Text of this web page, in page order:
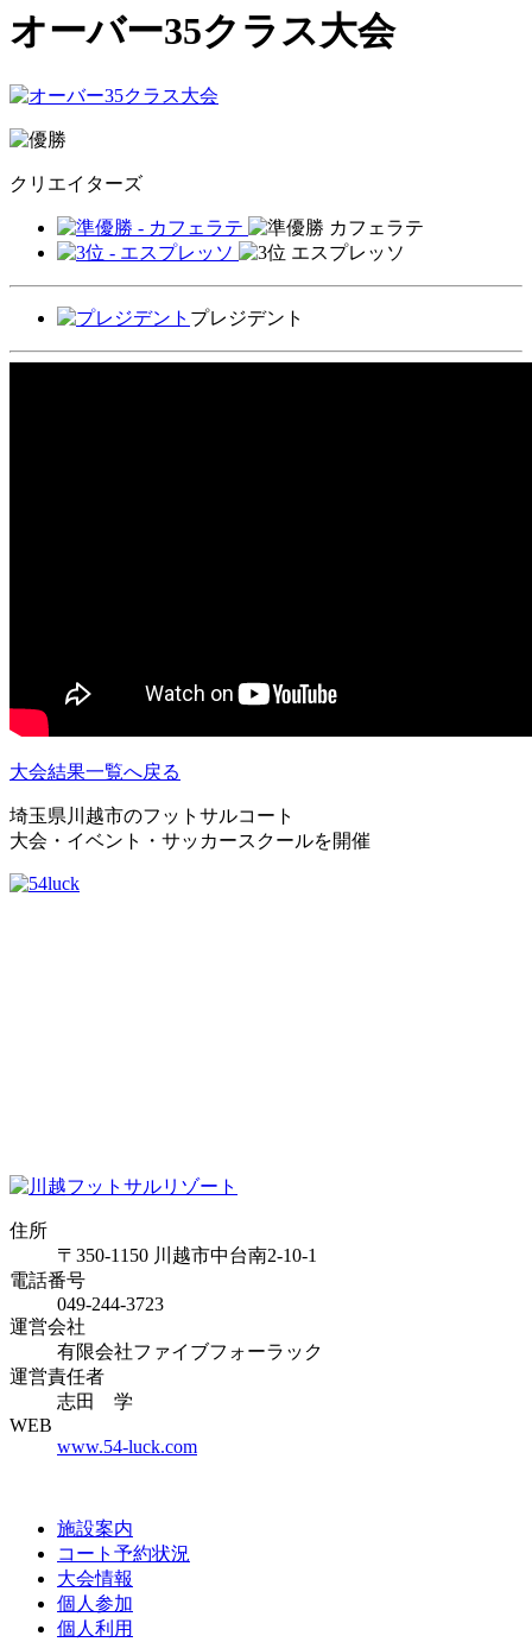
オーバー35クラス大会
クリエイターズ
カフェラテ
エスプレッソ
プレジデント
大会結果一覧へ戻る
埼玉県川越市のフットサルコート
大会・イベント・サッカースクールを開催
住所
〒350-1150 川越市中台南2-10-1
電話番号
049-244-3723
運営会社
有限会社ファイブフォーラック
運営責任者
志田 学
WEB
www.54-luck.com
施設案内
コート予約状況
大会情報
個人参加
個人利用